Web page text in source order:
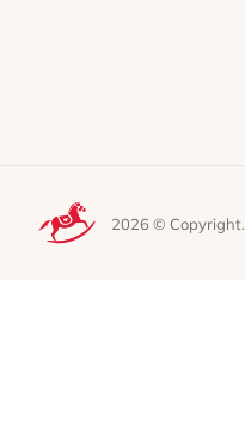
2026 © Copyright.